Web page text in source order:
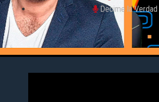
Decime la Verdad